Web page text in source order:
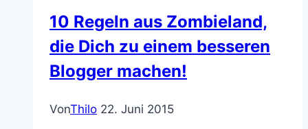
Shame
10 Regeln aus Zombieland,
die Dich zu einem besseren
Blogger machen!
VonThilo 22. Juni 2015